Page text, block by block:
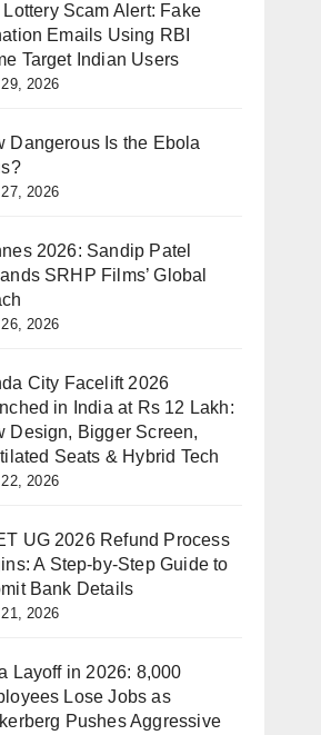
Lottery Scam Alert: Fake
Emails Using RBI
Target Indian Users
2026
Dangerous Is the Ebola
2026
2026: Sandip Patel
SRHP Films’ Global
2026
City Facelift 2026
in India at Rs 12 Lakh:
Design, Bigger Screen,
Seats & Hybrid Tech
2026
UG 2026 Refund Process
A Step-by-Step Guide to
Bank Details
2026
Layoff in 2026: 8,000
Lose Jobs as
Pushes Aggressive